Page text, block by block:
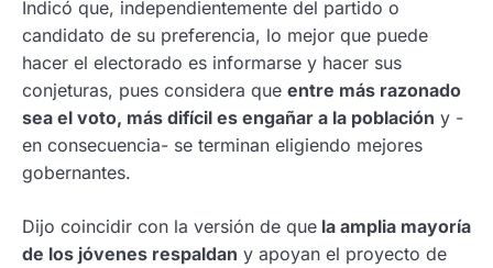
Indicó que, independientemente del partido o
candidato de su preferencia, lo mejor que puede
hacer el electorado es informarse y hacer sus
conjeturas, pues considera que entre más razonado
sea el voto, más difícil es engañar a la población y -
en consecuencia- se terminan eligiendo mejores
gobernantes.
Dijo coincidir con la versión de que la amplia mayoría
de los jóvenes respaldan y apoyan el proyecto de